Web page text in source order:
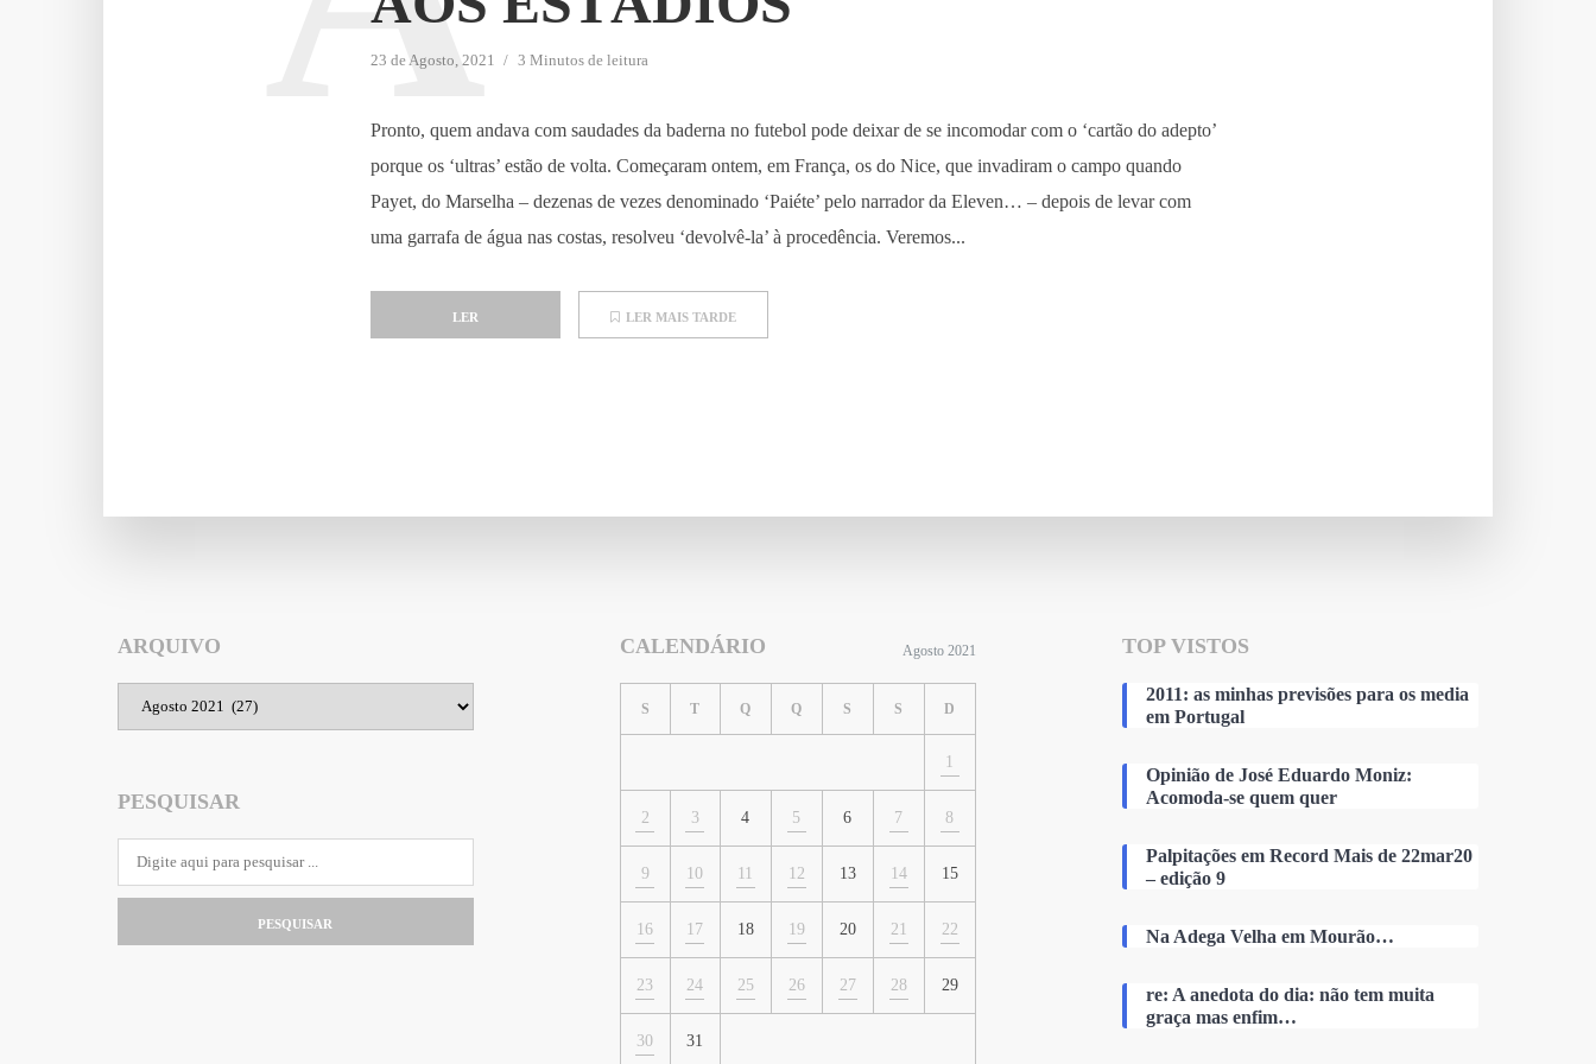
23 de Agosto, 2021 3 Minutos de leitura
Pronto, quem andava com saudades da baderna no futebol pode deixar de se incomodar com o ‘cartão do adepto’
porque os ‘ultras’ estão de volta. Começaram ontem, em França, os do Nice, que invadiram o campo quando
Payet, do Marselha – dezenas de vezes denominado ‘Paiéte’ pelo narrador da Eleven… – depois de levar com
uma garrafa de água nas costas, resolveu ‘devolvê-la’ à procedência. Veremos...
LER LER MAIS TARDE
ARQUIVO
Arquivo
PESQUISAR
PESQUISAR
CALENDÁRIO Agosto 2021
S T Q Q S S D
1
2 3 4 5 6 7 8
9 10 11 12 13 14 15
16 17 18 19 20 21 22
23 24 25 26 27 28 29
30 31
TOP VISTOS
2011: as minhas previsões para os media
em Portugal
Opinião de José Eduardo Moniz:
Acomoda-se quem quer
Palpitações em Record Mais de 22mar20
– edição 9
Na Adega Velha em Mourão…
re: A anedota do dia: não tem muita
graça mas enfim…